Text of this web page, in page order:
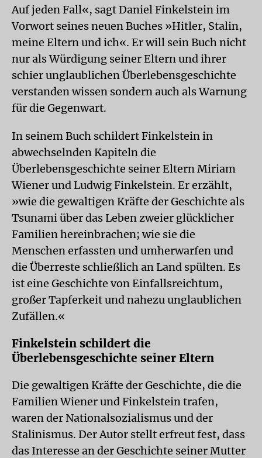
Auf jeden Fall«, sagt Daniel Finkelstein im
Vorwort seines neuen Buches »Hitler, Stalin,
meine Eltern und ich«. Er will sein Buch nicht
nur als Würdigung seiner Eltern und ihrer
schier unglaublichen Überlebensgeschichte
verstanden wissen sondern auch als Warnung
für die Gegenwart.
In seinem Buch schildert Finkelstein in
abwechselnden Kapiteln die
Überlebensgeschichte seiner Eltern Miriam
Wiener und Ludwig Finkelstein. Er erzählt,
»wie die gewaltigen Kräfte der Geschichte als
Tsunami über das Leben zweier glücklicher
Familien hereinbrachen; wie sie die
Menschen erfassten und umherwarfen und
die Überreste schließlich an Land spülten. Es
ist eine Geschichte von Einfallsreichtum,
großer Tapferkeit und nahezu unglaublichen
Zufällen.«
Finkelstein schildert die
Überlebensgeschichte seiner Eltern
Die gewaltigen Kräfte der Geschichte, die die
Familien Wiener und Finkelstein trafen,
waren der Nationalsozialismus und der
Stalinismus. Der Autor stellt erfreut fest, dass
das Interesse an der Geschichte seiner Mutter